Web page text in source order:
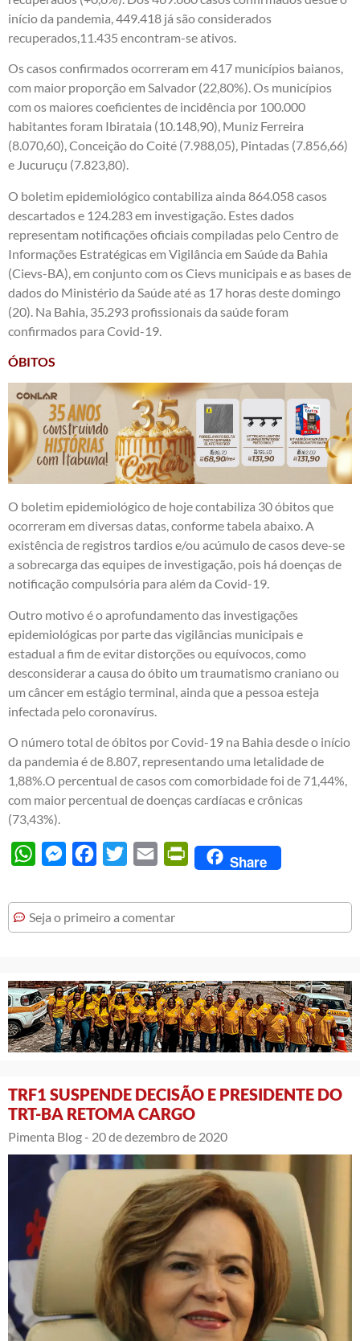
início da pandemia, 449.418 já são considerados
recuperados,11.435 encontram-se ativos.
Os casos confirmados ocorreram em 417 municípios baianos,
com maior proporção em Salvador (22,80%). Os municípios
com os maiores coeficientes de incidência por 100.000
habitantes foram Ibirataia (10.148,90), Muniz Ferreira
(8.070,60), Conceição do Coité (7.988,05), Pintadas (7.856,66)
e Jucuruçu (7.823,80).
O boletim epidemiológico contabiliza ainda 864.058 casos
descartados e 124.283 em investigação. Estes dados
representam notificações oficiais compiladas pelo Centro de
Informações Estratégicas em Vigilância em Saúde da Bahia
(Cievs-BA), em conjunto com os Cievs municipais e as bases de
dados do Ministério da Saúde até as 17 horas deste domingo
(20). Na Bahia, 35.293 profissionais da saúde foram
confirmados para Covid-19.
ÓBITOS
O boletim epidemiológico de hoje contabiliza 30 óbitos que
ocorreram em diversas datas, conforme tabela abaixo. A
existência de registros tardios e/ou acúmulo de casos deve-se
a sobrecarga das equipes de investigação, pois há doenças de
notificação compulsória para além da Covid-19.
Outro motivo é o aprofundamento das investigações
epidemiológicas por parte das vigilâncias municipais e
estadual a fim de evitar distorções ou equívocos, como
desconsiderar a causa do óbito um traumatismo craniano ou
um câncer em estágio terminal, ainda que a pessoa esteja
infectada pelo coronavírus.
O número total de óbitos por Covid-19 na Bahia desde o início
da pandemia é de 8.807, representando uma letalidade de
1,88%.O percentual de casos com comorbidade foi de 71,44%,
com maior percentual de doenças cardíacas e crônicas
(73,43%).
WhatsAppMessengerFacebook
Twitter Email PrintFriendly
Share
Seja o primeiro a comentar
TRF1 SUSPENDE DECISÃO E PRESIDENTE DO
TRT-BA RETOMA CARGO
Pimenta Blog - 20 de dezembro de 2020